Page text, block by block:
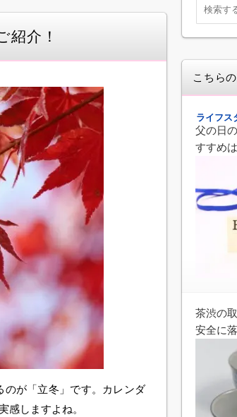
紹介！
のが「立冬」です。カレンダ
感しますよね。
こちら
ライフス
父の日
すすめ
茶渋の
安全に